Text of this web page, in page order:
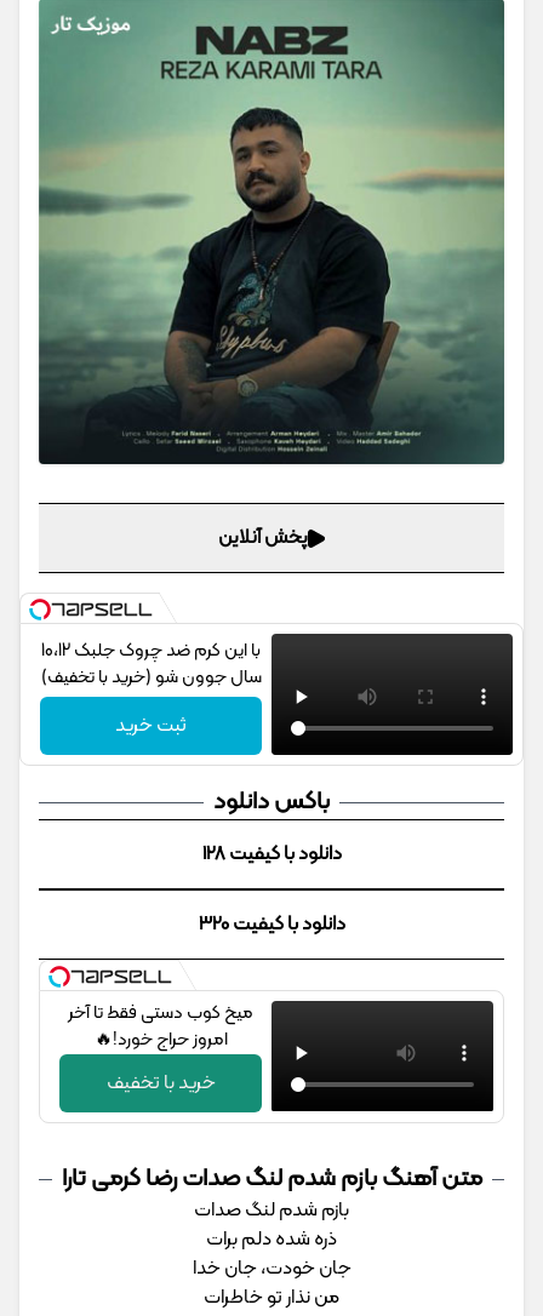
پخش آنلاین
با این کرم ضد چروک جلبک 10،12
سال جوون شو (خرید با تخفیف)
ثبت خرید
باکس دانلود
دانلود با کیفیت 128
دانلود با کیفیت 320
میخ کوب دستی فقط تا آخر
امروز حراج خورد!🔥
خرید با تخفیف
متن آهنگ بازم شدم لنگ صدات رضا کرمی تارا
بازم شدم لنگ صدات
ذره شده دلم برات
جان خودت، جان خدا
من نذار تو خاطرات